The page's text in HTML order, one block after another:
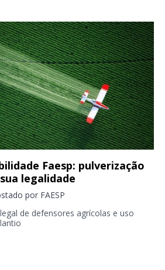
Faesp: pulverização
legalidade
por FAESP
de defensores agrícolas e uso